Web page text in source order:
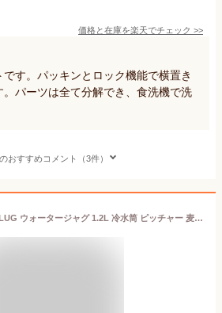
価格と在庫を楽天でチェック >>
す。パッキンとロック機能で横置き
。パーツは全て分解でき、食洗機で洗
おすすめコメント（3件）
KINTO キントー PLUG ウォータージャグ 1.2L 冷水筒 ピッチャー 麦茶ポット 食洗機対応 ピッチャー シンプル 冷水ポット ブラック 密閉 麦茶 ホワイト 水差し 横置き おしゃれ お茶ポット 縦置き